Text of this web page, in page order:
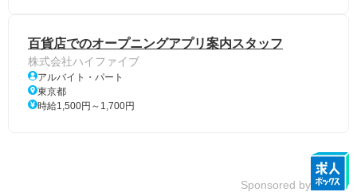
百貨店でのオープニングアプリ案内スタッフ
株式会社ハイファイブ
アルバイト・パート
東京都
時給1,500円～1,700円
Sponsored by